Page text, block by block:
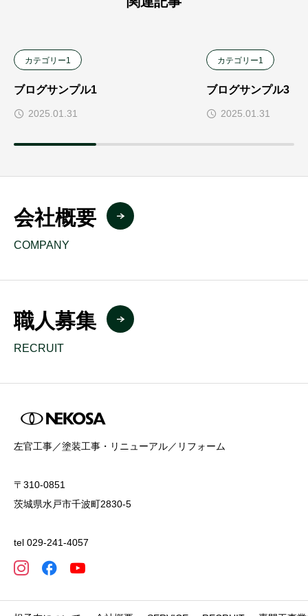
カテゴリー1
ブログサンプル1
2025.01.31
カテゴリー1
ブログサンプル3
2025.01.31
会社概要
COMPANY
職人募集
RECRUIT
左官工事／塗装工事・リニューアル／リフォーム
〒310-0851
茨城県水戸市千波町2830-5
tel 029-241-4057